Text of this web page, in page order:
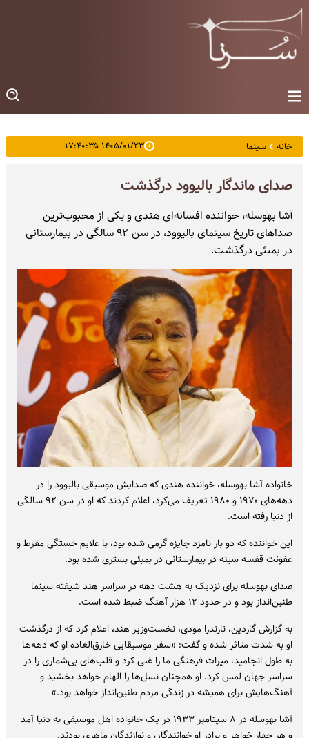
خانه سینما ۱۴۰۵/۰۱/۲۳ ۱۷:۴۰:۳۵
صدای ماندگار بالیوود درگذشت
آشا بهوسله، خواننده افسانه‌ای هندی و یکی از محبوب‌ترین
صداهای تاریخ سینمای بالیوود، در سن ۹۲ سالگی در بیمارستانی
در بمبئی درگذشت.
خانواده آشا بهوسله، خواننده هندی که صدایش موسیقی بالیوود را در
دهه‌های ۱۹۷۰ و ۱۹۸۰ تعریف می‌کرد، اعلام کردند که او در سن ۹۲ سالگی
از دنیا رفته است.
این خواننده که دو بار نامزد جایزه گرمی شده بود، با علایم خستگی مفرط و
عفونت قفسه سینه در بیمارستانی در بمبئی بستری شده بود.
صدای بهوسله برای نزدیک به هشت دهه در سراسر هند شیفته سینما
طنین‌انداز بود و در حدود ۱۲ هزار آهنگ ضبط شده است.
به گزارش گاردین، نارندرا مودی، نخست‌وزیر هند، اعلام کرد که از درگذشت
او به شدت متاثر شده و گفت: «سفر موسیقایی خارق‌العاده او که دهه‌ها
به طول انجامید، میراث فرهنگی ما را غنی کرد و قلب‌های بی‌شماری را در
سراسر جهان لمس کرد. او همچنان نسل‌ها را الهام خواهد بخشید و
آهنگ‌هایش برای همیشه در زندگی مردم طنین‌انداز خواهد بود.»
آشا بهوسله در ۸ سپتامبر ۱۹۳۳ در یک خانواده اهل موسیقی به دنیا آمد